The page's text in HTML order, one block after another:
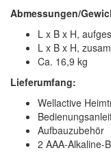
Abmessungen/
L x B x H,
L x B x H,
Ca. 16,9 kg
Lieferumfang:
Wellactive
Aufbauzubehör
2 AAA-Alkaline-